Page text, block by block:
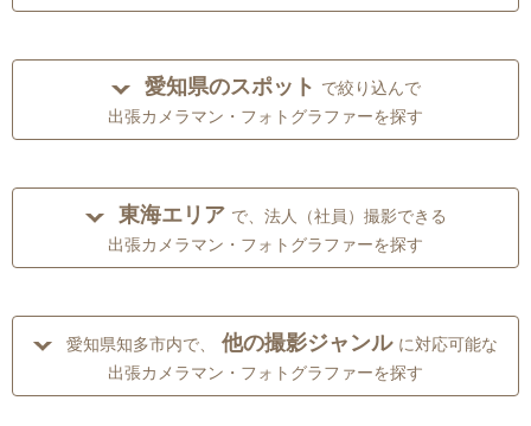
愛知県のスポット で絞り込んで
出張カメラマン・フォトグラファーを探す
東海エリア で、法人（社員）撮影できる
出張カメラマン・フォトグラファーを探す
愛知県知多市内で、 他の撮影ジャンル に対応可能な
出張カメラマン・フォトグラファーを探す